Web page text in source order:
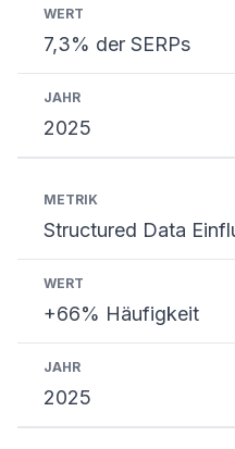
7,3% der SERPs
2025
Structured Data
+66% Häufigkeit
2025